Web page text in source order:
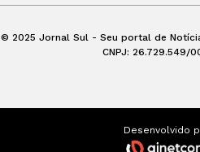
© 2025 Jornal Sul - Seu portal de
CNPJ: 26.729.549/
Desenvolvido